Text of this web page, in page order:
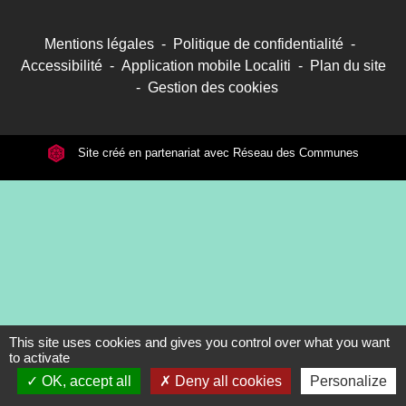
Mentions légales - Politique de confidentialité -
Accessibilité - Application mobile Localiti -
Plan du site
- Gestion des cookies
Site créé en partenariat avec Réseau des Communes
This site uses cookies and gives you control over what you want
to activate
OK, accept all
Deny all cookies Personalize